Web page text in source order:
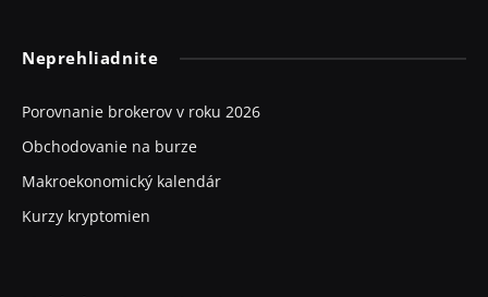
Neprehliadnite
Porovnanie brokerov v roku 2026
Obchodovanie na burze
Makroekonomický kalendár
Kurzy kryptomien